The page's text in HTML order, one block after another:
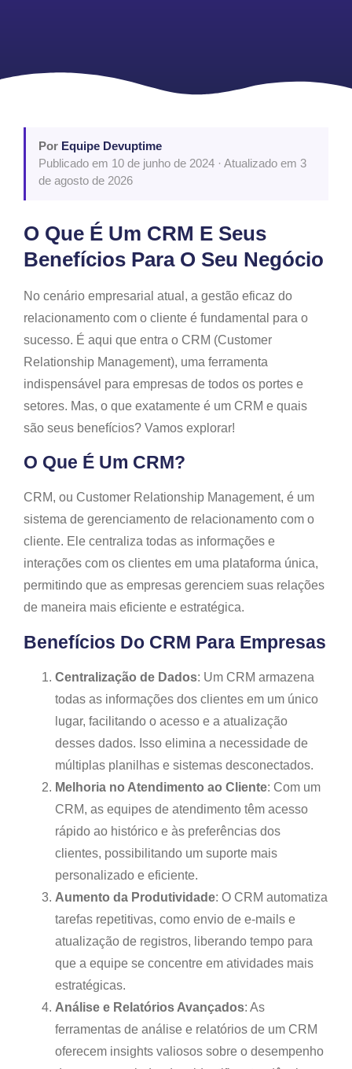
Por Equipe Devuptime
Publicado em 10 de junho de 2024 · Atualizado em 3
de agosto de 2026
O Que É Um CRM E Seus
Benefícios Para O Seu Negócio
No cenário empresarial atual, a gestão eficaz do
relacionamento com o cliente é fundamental para o
sucesso. É aqui que entra o CRM (Customer
Relationship Management), uma ferramenta
indispensável para empresas de todos os portes e
setores. Mas, o que exatamente é um CRM e quais
são seus benefícios? Vamos explorar!
O Que É Um CRM?
CRM, ou Customer Relationship Management, é um
sistema de gerenciamento de relacionamento com o
cliente. Ele centraliza todas as informações e
interações com os clientes em uma plataforma única,
permitindo que as empresas gerenciem suas relações
de maneira mais eficiente e estratégica.
Benefícios Do CRM Para Empresas
Centralização de Dados: Um CRM armazena
todas as informações dos clientes em um único
lugar, facilitando o acesso e a atualização
desses dados. Isso elimina a necessidade de
múltiplas planilhas e sistemas desconectados.
Melhoria no Atendimento ao Cliente: Com um
CRM, as equipes de atendimento têm acesso
rápido ao histórico e às preferências dos
clientes, possibilitando um suporte mais
personalizado e eficiente.
Aumento da Produtividade: O CRM automatiza
tarefas repetitivas, como envio de e-mails e
atualização de registros, liberando tempo para
que a equipe se concentre em atividades mais
estratégicas.
Análise e Relatórios Avançados: As
ferramentas de análise e relatórios de um CRM
oferecem insights valiosos sobre o desempenho